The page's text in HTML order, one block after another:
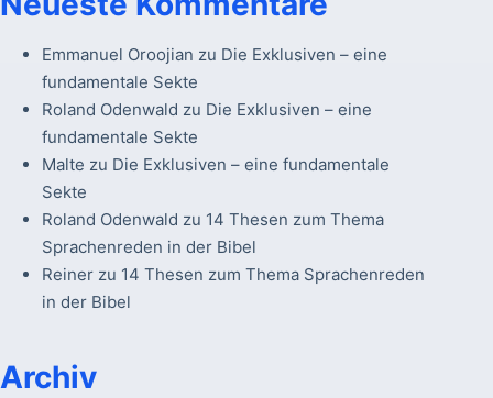
Emmanuel Oroojian zu Die Exklusiven – eine
fundamentale Sekte
Roland Odenwald zu Die Exklusiven – eine
fundamentale Sekte
Malte zu Die Exklusiven – eine fundamentale
Sekte
Roland Odenwald zu 14 Thesen zum Thema
Sprachenreden in der Bibel
Reinerzu 14 Thesen zum Thema Sprachenreden
in der Bibel
Archiv